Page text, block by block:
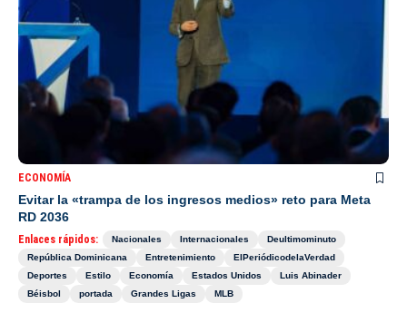
ECONOMÍA
Evitar la «trampa de los ingresos medios» reto para Meta
RD 2036
Enlaces rápidos: Nacionales Internacionales
Deultimominuto
República Dominicana
Entretenimiento
ElPeriódicodelaVerdad
Deportes
Estilo Economía Estados Unidos
Luis Abinader
Béisbol
portada Grandes Ligas MLB